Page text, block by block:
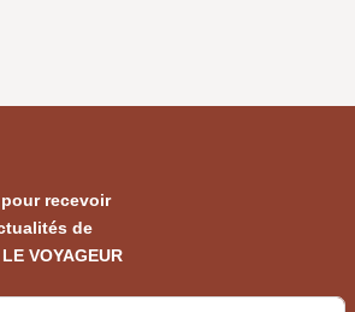
recevoir
de
VOYAGEUR